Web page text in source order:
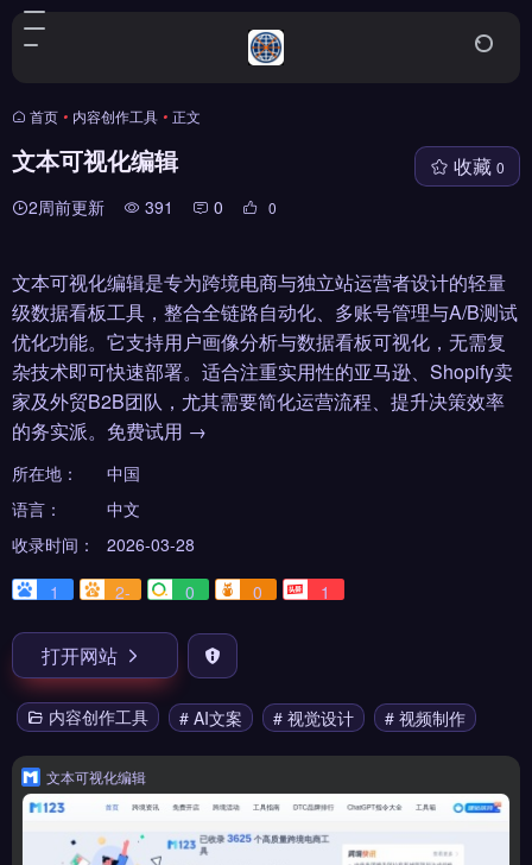
首页 • 内容创作工具 • 正文
文本可视化编辑
2周前更新 391 0 0
收藏 0
文本可视化编辑是专为跨境电商与独立站运营者设计的轻量
级数据看板工具，整合全链路自动化、多账号管理与A/B测试
优化功能。它支持用户画像分析与数据看板可视化，无需复
杂技术即可快速部署。适合注重实用性的亚马逊、Shopify卖
家及外贸B2B团队，尤其需要简化运营流程、提升决策效率
的务实派。免费试用 →
所在地：
中国
语言：
中文
收录时间：
2026-03-28
1
2- 0 0 1
打开网站
内容创作工具 # AI文案 # 视觉设计 # 视频制作
文本可视化编辑